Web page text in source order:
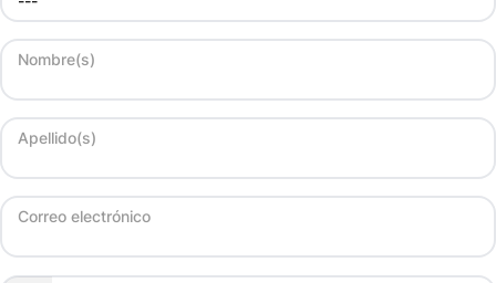
Nombre(s)
Apellido(s)
Correo electrónico